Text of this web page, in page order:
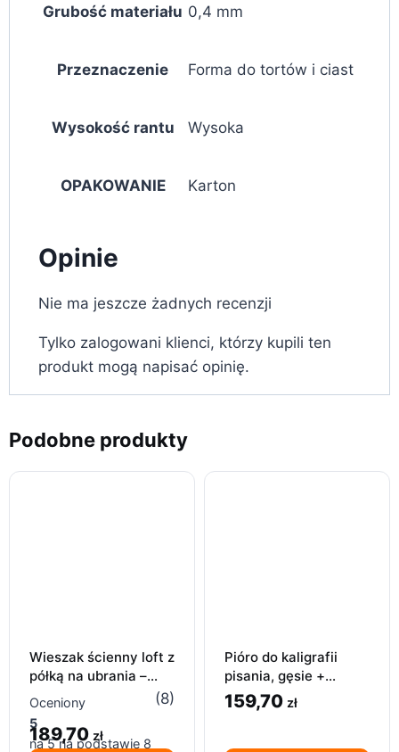
Grubość materiału 0,4 mm
Przeznaczenie Forma do tortów i ciast
Wysokość rantu Wysoka
OPAKOWANIE Karton
Opinie
Nie ma jeszcze żadnych recenzji
Tylko zalogowani klienci, którzy kupili ten
produkt mogą napisać opinię.
Podobne produkty
Wieszak ścienny loft z
półką na ubrania –
czarny dąb
Oceniony
5
na 5 na podstawie 8
(8)
189,70 zł
Pióro do kaligrafii
pisania, gęsie +
zestaw 5 stalówek
kreatywne recznie
159,70 zł